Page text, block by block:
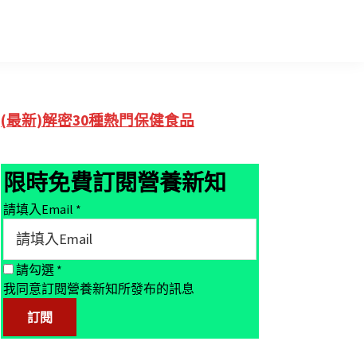
Primary
(最新)解密30種熱門保健食品
限時免費訂閱營養新知
請填入Email *
請勾選 *
我同意訂閱營養新知所發布的訊息